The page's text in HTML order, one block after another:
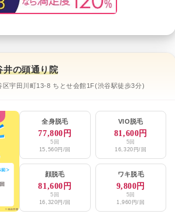
井の頭通り院
区宇田川町13-8 ちとせ会館1F(渋谷駅徒歩3分)
全身脱毛
77,800円
5回
15,560円/回
VIO脱毛
81,600円
5回
16,320円/回
顔脱毛
81,600円
5回
16,320円/回
ワキ脱毛
9,800円
5回
1,960円/回